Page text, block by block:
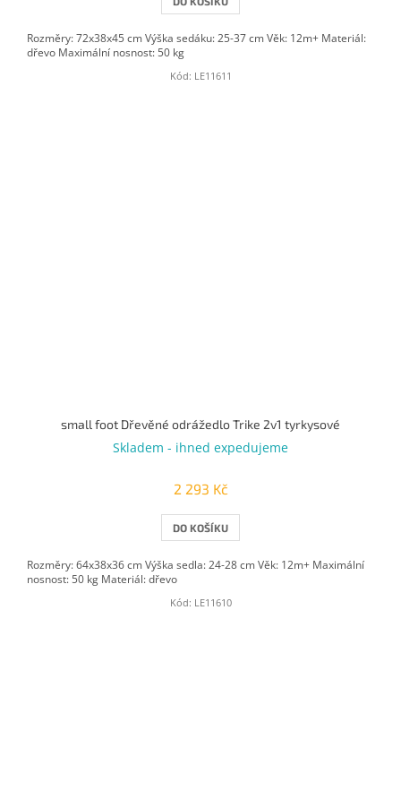
Rozměry: 72x38x45 cm Výška sedáku: 25-37 cm Věk: 12m+ Materiál:
dřevo Maximální nosnost: 50 kg
Kód: LE11611
small foot Dřevěné odrážedlo Trike 2v1 tyrkysové
Skladem - ihned expedujeme
2 293 Kč
DO KOŠÍKU
Rozměry: 64x38x36 cm Výška sedla: 24-28 cm Věk: 12m+ Maximální
nosnost: 50 kg Materiál: dřevo
Kód: LE11610